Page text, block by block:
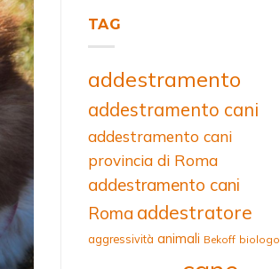
TAG
addestramento
addestramento cani
addestramento cani
provincia di Roma
addestramento cani
Roma addestratore
aggressività animali Bekoff biologo